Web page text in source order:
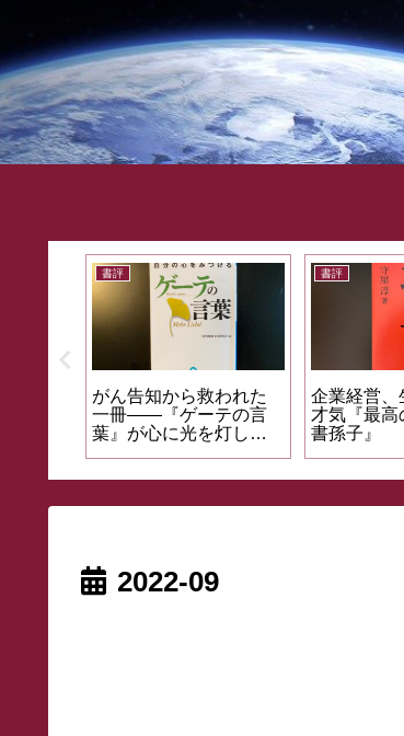
知から救われた
――『ゲーテの言
心に光を灯した
書評
企業経営、生き残りの
才気『最高の戦略教科
書孫子』
2022-09